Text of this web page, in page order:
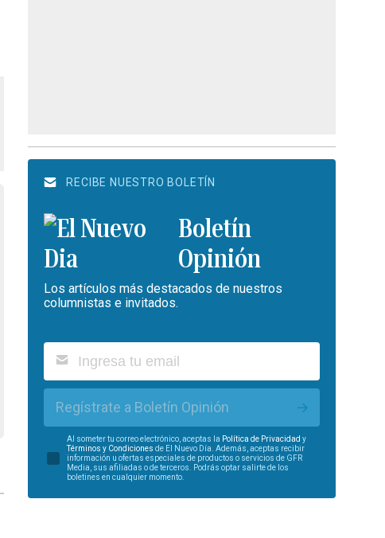
RECIBE NUESTRO BOLETÍN
Boletín
Opinión
Los artículos más destacados de nuestros
columnistas e invitados.
Regístrate a Boletín Opinión
Al someter tu correo electrónico, aceptas la Política de Privacidad y
Términos y Condiciones de El Nuevo Día. Además, aceptas recibir
información u ofertas especiales de productos o servicios de GFR
Media, sus afiliadas o de terceros. Podrás optar salirte de los
boletines en cualquier momento.